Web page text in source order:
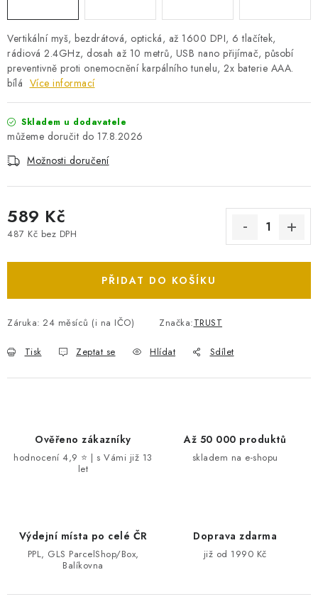
Vertikální myš, bezdrátová, optická, až 1600 DPI, 6 tlačítek,
rádiová 2.4GHz, dosah až 10 metrů, USB nano přijímač, působí
preventivně proti onemocnění karpálního tunelu, 2x baterie AAA.
bílá Více informací
Skladem u dodavatele
17.8.2026
Možnosti doručení
589 Kč
487 Kč bez DPH
PŘIDAT DO KOŠÍKU
Záruka: 24 měsíců (i na IČO) Značka:TRUST
Tisk Zeptat se Hlídat Sdílet
Ověřeno zákazníky
hodnocení 4,9 ⭐ | s Vámi již 13
let
Až 50 000 produktů
skladem na e-shopu
Výdejní místa po celé ČR
PPL, GLS ParcelShop/Box,
Balíkovna
Doprava zdarma
již od 1990 Kč